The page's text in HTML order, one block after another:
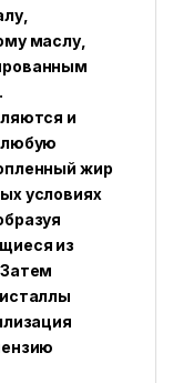
маслу,
и
любую
жир
условиях
из